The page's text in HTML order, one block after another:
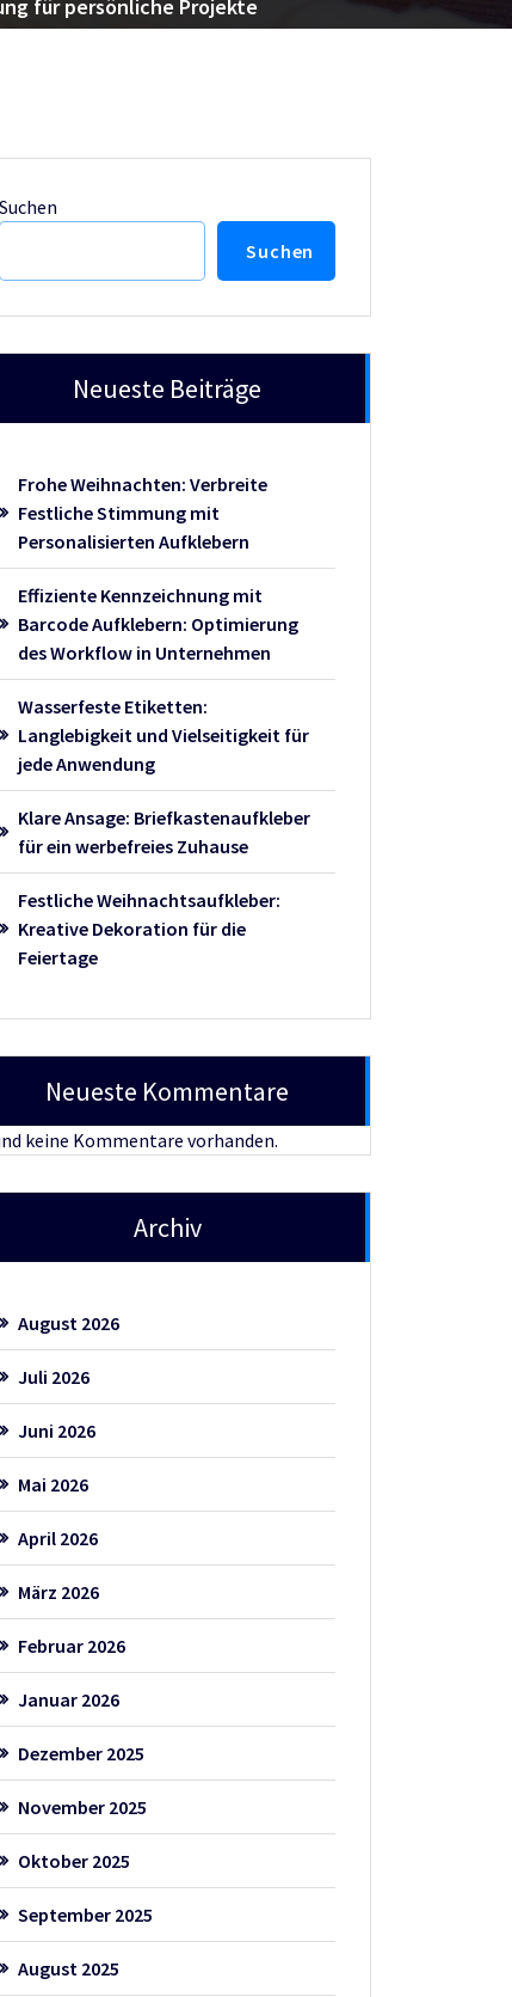
für persönliche Projekte
Suchen
Suchen
Neueste Beiträge
Frohe Weihnachten: Verbreite
Festliche Stimmung mit
Personalisierten Aufklebern
Effiziente Kennzeichnung mit
Barcode Aufklebern: Optimierung
des Workflow in Unternehmen
Wasserfeste Etiketten:
Langlebigkeit und Vielseitigkeit für
jede Anwendung
Klare Ansage: Briefkastenaufkleber
für ein werbefreies Zuhause
Festliche Weihnachtsaufkleber:
Kreative Dekoration für die
Feiertage
Neueste Kommentare
keine Kommentare vorhanden.
Archiv
August 2026
Juli 2026
Juni 2026
Mai 2026
April 2026
März 2026
Februar 2026
Januar 2026
Dezember 2025
November 2025
Oktober 2025
September 2025
August 2025